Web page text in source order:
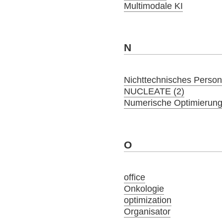
Multimodale KI
N
Nichttechnisches
NUCLEATE (2)
Numerische
O
office
Onkologie
optimization
Organisator